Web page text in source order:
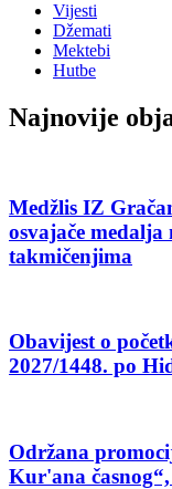
Vijesti
Džemati
Mektebi
Hutbe
Najnovije
Medžlis IZ
osvajače
takmičenjima
Obavijest o
2027/1448. po
Održana
Kur'ana